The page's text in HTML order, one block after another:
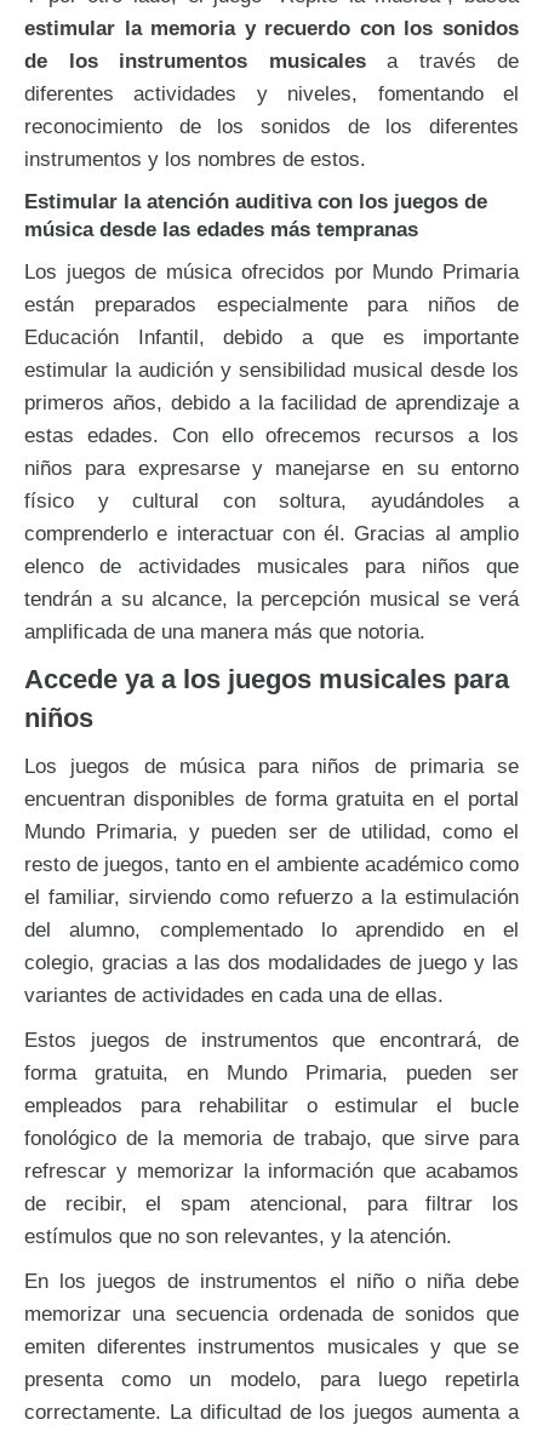
estimular la memoria y recuerdo con los sonidos
de los instrumentos musicalesa través de
diferentes actividades y niveles, fomentando el
reconocimiento de los sonidos de los diferentes
instrumentos y los nombres de estos.
Estimular la atención auditiva con los juegos de
música desde las edades más tempranas
Los juegos de música ofrecidos por Mundo Primaria
están preparados especialmente para niños de
Educación Infantil, debido a que es importante
estimular la audición y sensibilidad musical desde los
primeros años, debido a la facilidad de aprendizaje a
estas edades. Con ello ofrecemos recursos a los
niños para expresarse y manejarse en su entorno
físico y cultural con soltura, ayudándoles a
comprenderlo e interactuar con él. Gracias al amplio
elenco de actividades musicales para niños que
tendrán a su alcance, la percepción musical se verá
amplificada de una manera más que notoria.
Accede ya a los juegos musicales para
niños
Los juegos de música para niños de primaria se
encuentran disponibles de forma gratuita en el portal
Mundo Primaria, y pueden ser de utilidad, como el
resto de juegos, tanto en el ambiente académico como
el familiar, sirviendo como refuerzo a la estimulación
del alumno, complementado lo aprendido en el
colegio, gracias a las dos modalidades de juego y las
variantes de actividades en cada una de ellas.
Estos juegos de instrumentos que encontrará, de
forma gratuita, en Mundo Primaria, pueden ser
empleados para rehabilitar o estimular el bucle
fonológico de la memoria de trabajo, que sirve para
refrescar y memorizar la información que acabamos
de recibir, el spam atencional, para filtrar los
estímulos que no son relevantes, y la atención.
En los juegos de instrumentos el niño o niña debe
memorizar una secuencia ordenada de sonidos que
emiten diferentes instrumentos musicales y que se
presenta como un modelo, para luego repetirla
correctamente. La dificultad de los juegos aumenta a